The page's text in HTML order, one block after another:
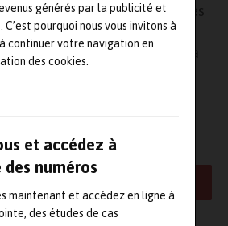
générés par la publicité et
pourquoi nous vous invitons à
continuer votre navigation en
des cookies.
et accédez à
numéros
maintenant et accédez en ligne à
des études de cas
la Fédération des industries
). Fort d’une
années, Benjamin Frugier a
dans des domaines
et le commerce
Benjamin Frugier a piloté avec succès
notamment autour de